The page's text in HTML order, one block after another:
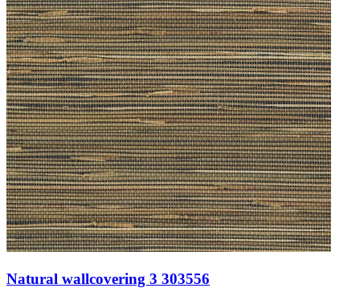
Natural wallcovering 3 303556